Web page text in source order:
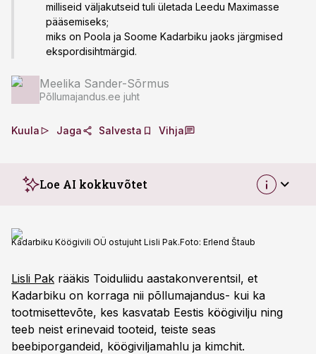
milliseid väljakutseid tuli ületada Leedu Maximasse
pääsemiseks;
miks on Poola ja Soome Kadarbiku jaoks järgmised
ekspordisihtmärgid.
Meelika Sander-Sõrmus
Põllumajandus.ee juht
Kuula Jaga Salvesta Vihja
Loe AI kokkuvõtet
Kadarbiku Köögivili OÜ ostujuht Lisli Pak.Foto: Erlend Štaub
Lisli Pak rääkis Toiduliidu aastakonverentsil, et
Kadarbiku on korraga nii põllumajandus- kui ka
tootmisettevõte, kes kasvatab Eestis köögivilju ning
teeb neist erinevaid tooteid, teiste seas
beebiporgandeid, köögiviljamahlu ja kimchit.